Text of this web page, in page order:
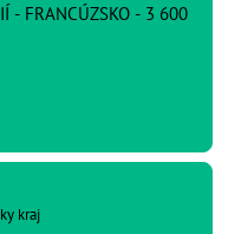
- FRANCÚZSKO - 3 600
kraj